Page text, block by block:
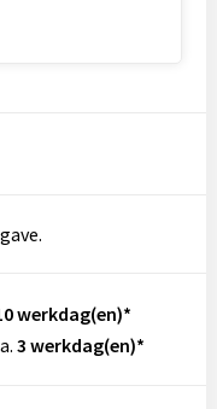
werkdag(en)*
3 werkdag(en)*